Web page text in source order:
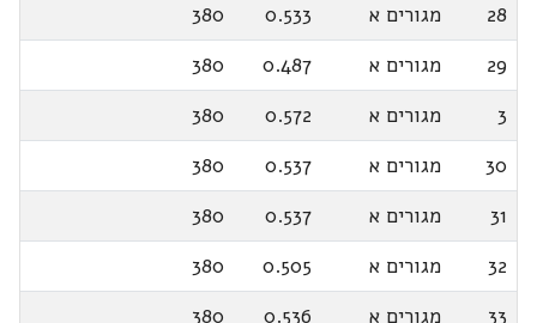
28
מגורים א 0.533
380
29
מגורים א 0.487
380
3
מגורים א 0.572
380
30
מגורים א 0.537
380
31
מגורים א 0.537
380
32
מגורים א 0.505
380
33
מגורים א 0.536
380